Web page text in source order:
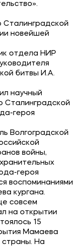
Сталинградской
новейшей
отдела НИР
битвы И.А.
научный
Сталинградской
героя
Волгоградской
войны,
героя
воспоминаниями
кургана.
совсем
на открытии
15
Мамаева
страны. На